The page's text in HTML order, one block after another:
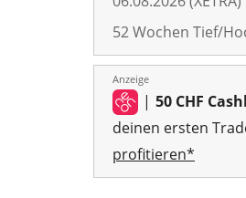
52 Wochen Tief/
Anzeige
| 50 CHF
deinen ersten
profitieren*